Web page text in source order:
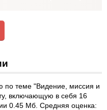
по теме "Видение, миссия и
включающую в себя 16
0.45 Мб. Средняя оценка: